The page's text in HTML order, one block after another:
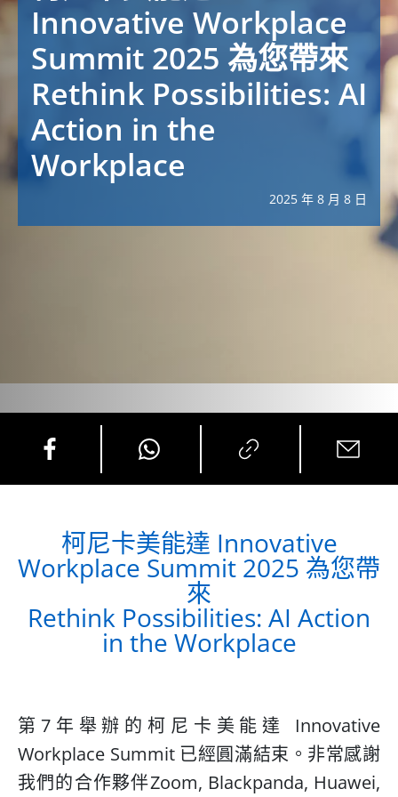
Innovative Workplace
Summit 2025 為您帶來
Rethink Possibilities: AI
Action in the
Workplace
2025 年 8 月 8 日
柯尼卡美能達 Innovative
Workplace Summit 2025 為您帶
來
Rethink Possibilities: AI Action
in the Workplace
第7年舉辦的柯尼卡美能達 Innovative
Workplace Summit 已經圓滿結束。非常感謝
我們的合作夥伴Zoom, Blackpanda, Huawei,